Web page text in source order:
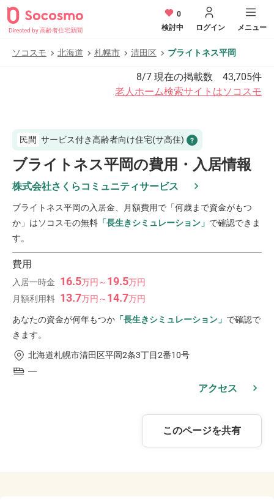
Directed by 高齢者住宅新聞
0
検討中
ログイン メニュー
ソコスモ 北海道 札幌市 清田区 ブライトネス平岡
8/7 現在の掲載数 43,705件
老人ホーム検索サイトはソコスモ
民間 サービス付き高齢者向け住宅(サ高住)
ブライトネス平岡の費用・入居情報
株式会社さくらコミュニティサービス
ブライトネス平岡の入居金、月額費用で「何歳まで資金がもつ
か」はソコスモの無料 「長生きシミュレーション」 で確認できま
す。
費用
入居一時金 16.5万円 ～ 19.5万円
月額利用料 13.7万円 ～ 14.7万円
あなたの資金が何年もつか 「長生きシミュレーション」 で確認で
きます。
北海道札幌市清田区平岡2条3丁目2番10号
―
アクセス
このページを共有